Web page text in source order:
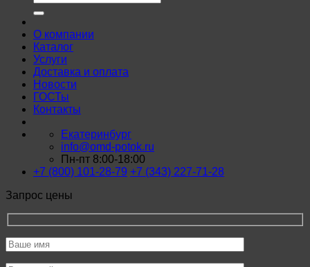
О компании
Каталог
Услуги
Доставка и оплата
Новости
ГОСТы
Контакты
Екатеринбург
info@omd-potok.ru
Пн-пт 8:00-18:00
+7 (800) 101-28-79 +7 (343) 227-71-28
Запрос цены